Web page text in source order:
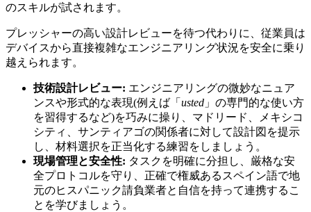
のスキルが試されます。
プレッシャーの高い設計レビューを待つ代わりに、従業員は
デバイスから直接複雑なエンジニアリング状況を安全に乗り
越えられます。
技術設計レビュー: エンジニアリングの微妙なニュア
ンスや形式的な表現(例えば「 usted 」の専門的な使い方
を習得するなど)を巧みに操り、マドリード、メキシコ
シティ、サンティアゴの関係者に対して設計図を提示
し、材料選択を正当化する練習をしましょう。
現場管理と安全性: タスクを明確に分担し、厳格な安
全プロトコルを守り、正確で権威あるスペイン語で地
元のヒスパニック請負業者と自信を持って連携するこ
とを学びましょう。